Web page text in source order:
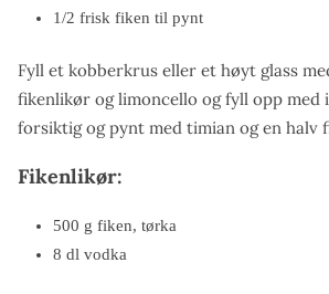
1/2 frisk fiken til pynt
Fyll et kobberkrus eller et høyt glass
fikenlikør og limoncello og fyll opp med
forsiktig og pynt med timian og en halv
Fikenlikør:
500 g fiken, tørka
8 dl vodka